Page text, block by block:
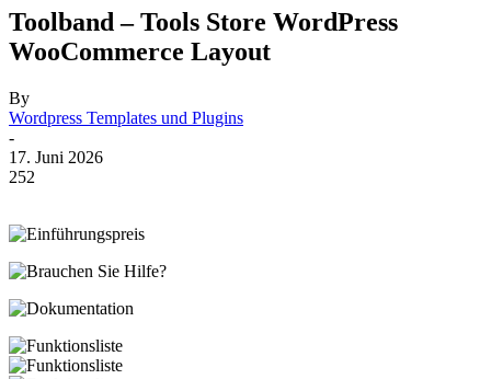
Toolband – Tools Store WordPress
WooCommerce Layout
By
Wordpress Templates und Plugins
-
17. Juni 2026
252